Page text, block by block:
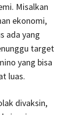
Misalkan
ekonomi,
ada yang
target
yang bisa
luas.
divaksin,